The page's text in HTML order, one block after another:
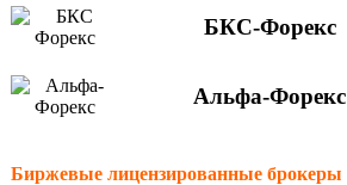
БКС-Форекс
Альфа-Форекс
Биржевые лицензированные брокеры